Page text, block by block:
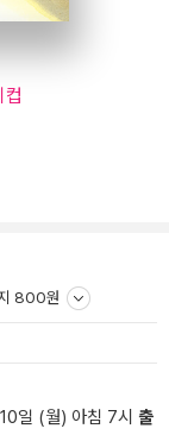
800원
일 (월) 아침 7시 출